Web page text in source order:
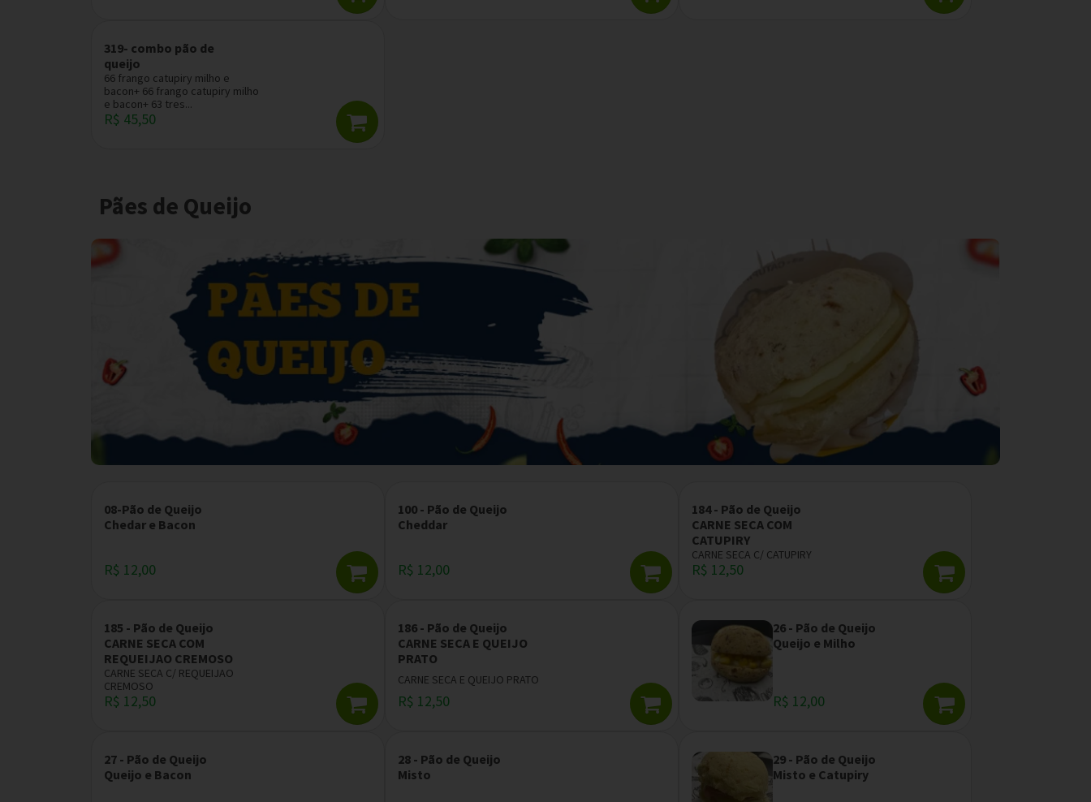
319- combo pão de
queijo
66 frango catupiry milho e
bacon+ 66 frango catupiry milho
e bacon+ 63 tres...
R$ 45,50
Pães de Queijo
08-Pão de Queijo
Chedar e Bacon
R$ 12,00
100 - Pão de Queijo
Cheddar
R$ 12,00
184 - Pão de Queijo
CARNE SECA COM
CATUPIRY
CARNE SECA C/ CATUPIRY
R$ 12,50
185 - Pão de Queijo
CARNE SECA COM
REQUEIJAO CREMOSO
CARNE SECA C/ REQUEIJAO
CREMOSO
R$ 12,50
186 - Pão de Queijo
CARNE SECA E QUEIJO
PRATO
CARNE SECA E QUEIJO PRATO
R$ 12,50
26 - Pão de Queijo
Queijo e Milho
R$ 12,00
27 - Pão de Queijo
Queijo e Bacon
28 - Pão de Queijo
Misto
29 - Pão de Queijo
Misto e Catupiry